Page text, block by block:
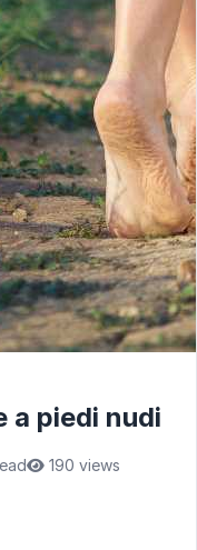
a piedi nudi
190 views